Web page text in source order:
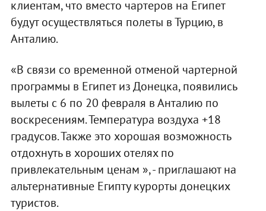
клиентам, что вместо чартеров на Египет
будут осуществляться полеты в Турцию, в
Анталию.
«В связи со временной отменой чартерной
программы в Египет из Донецка, появились
вылеты с 6 по 20 февраля в Анталию по
воскресениям. Температура воздуха +18
градусов. Также это хорошая возможность
отдохнуть в хороших отелях по
привлекательным ценам », - приглашают на
альтернативные Египту курорты донецких
туристов.